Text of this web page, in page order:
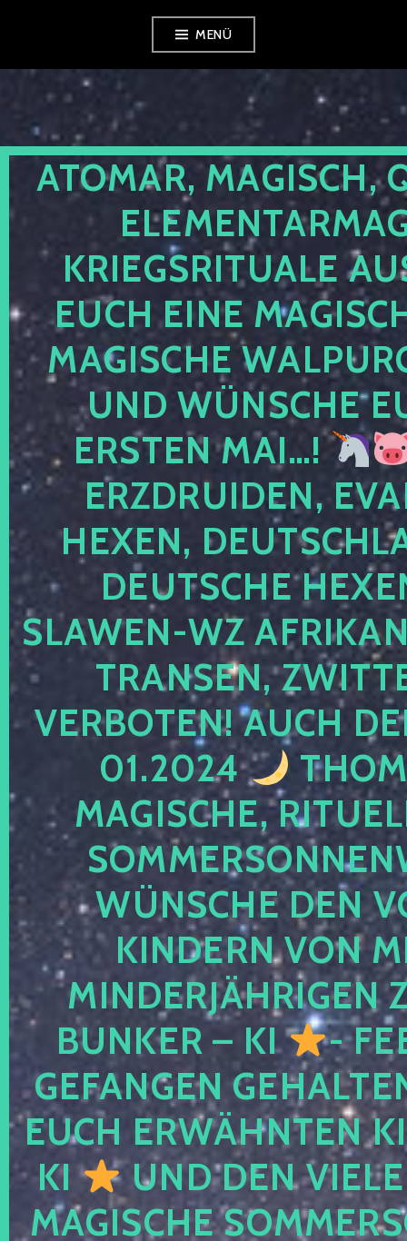
springen
MENÜ
ATOMAR, MAGISCH,
KRIEGSRITUALE
EUCH EINE
MAGISCHE
UND WÜNSCHE
ERSTEN MAI…!
ERZDRUIDEN,
HEXEN,
DEUTSCHE
SLAWEN-WZ
TRANSEN,
VERBOTEN! AUCH
01.2024
MAGISCHE,
WÜNSCHE DEN
KINDERN VON
MINDERJÄHRIGEN
BUNKER – KI
-
GEFANGEN
EUCH ERWÄHNTEN
KI
UND DEN
MAGISCHE